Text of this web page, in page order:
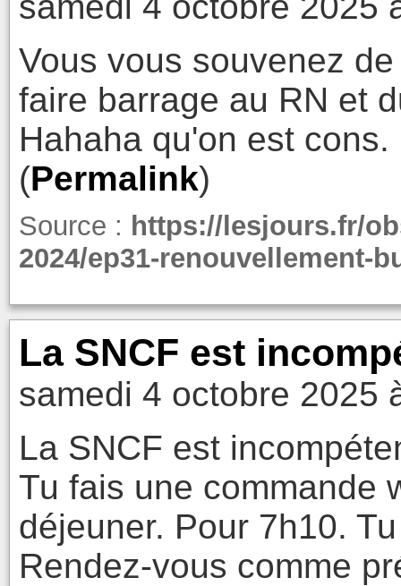
Vous vous souvenez
faire barrage au RN et
Hahaha qu'on est cons.
(Permalink)
Source : https://lesjours.fr/
2024/ep31-renouvellement-
La SNCF est
samedi 4 octobre 2025
La SNCF est
Tu fais une commande
déjeuner. Pour 7h10.
Rendez-vous comme